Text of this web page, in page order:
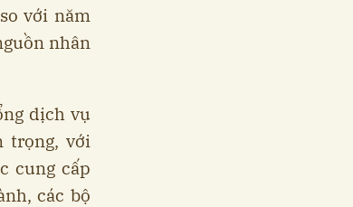
với năm
nhân
dịch vụ
trọng, với
cung cấp
các bộ